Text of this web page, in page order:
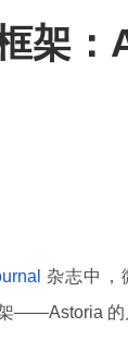
架
杂志中，
——Astoria 的